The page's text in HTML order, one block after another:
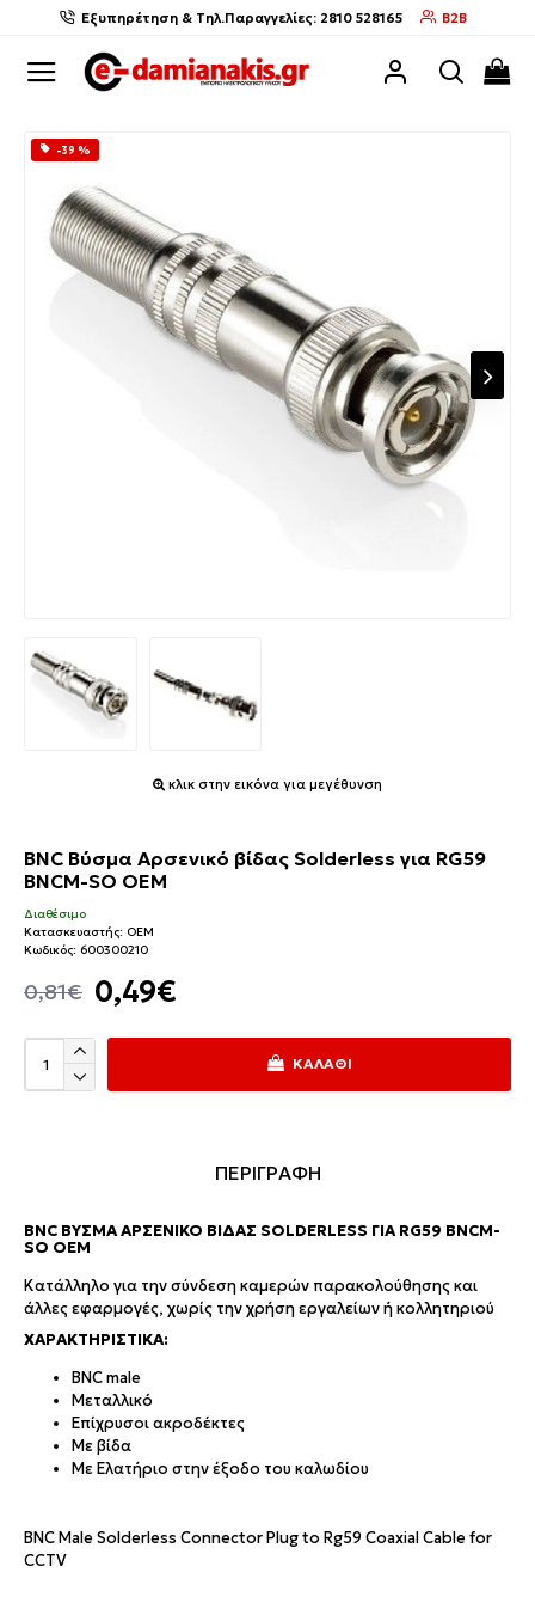
Εξυπηρέτηση & Τηλ.Παραγγελίες: 2810 528165 B2B
-39 %
κλικ στην εικόνα για μεγέθυνση
BNC Βύσμα Αρσενικό βίδας Solderless για RG59
BNCM-SO OEM
0,49€
0,81€
Διαθέσιμο
Κατασκευαστής: OEM
Κωδικός: 600300210
ΚΑΛΆΘΙ
ΠΕΡΙΓΡΑΦΗ
BNC ΒΎΣΜΑ ΑΡΣΕΝΙΚΌ ΒΊΔΑΣ SOLDERLESS ΓΙΑ RG59 BNCM-
SO OEM
Κατάλληλο για την σύνδεση καμερών παρακολούθησης και
άλλες εφαρμογές, χωρίς την χρήση εργαλείων ή κολλητηριού
ΧΑΡΑΚΤΗΡΙΣΤΙΚΆ:
BNC male
Μεταλλικό
Επίχρυσοι ακροδέκτες
Mε βίδα
Mε Ελατήριο στην έξοδο του καλωδίου
BNC Male Solderless Connector Plug to Rg59 Coaxial Cable for
CCTV